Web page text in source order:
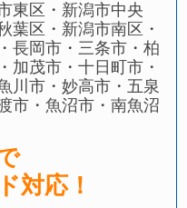
東区・新潟市中央
葉区・新潟市南区・
長岡市・三条市・柏
加茂市・十日町市・
川市・妙高市・五泉
市・魚沼市・南魚沼
対応！